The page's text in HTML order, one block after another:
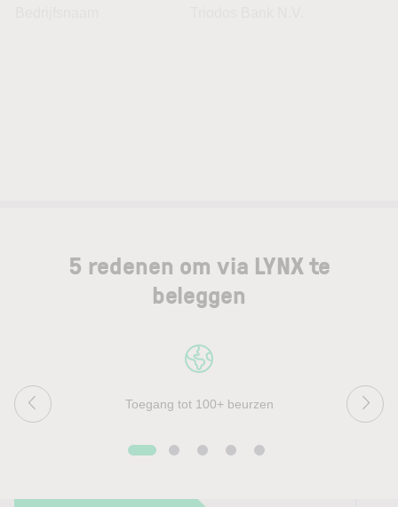
5 redenen om via LYNX te
beleggen
Toegang tot 100+ beurzen